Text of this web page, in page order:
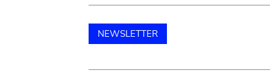
NEWSLETTER